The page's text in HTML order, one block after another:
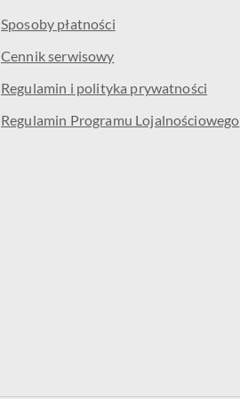
Sposoby płatności
Cennik serwisowy
Regulamin i polityka prywatności
Regulamin Programu Lojalnościowego